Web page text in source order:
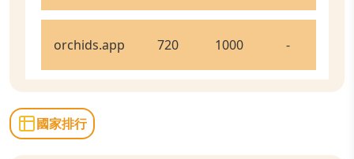
orchids.app 720 1000 -
國家排行